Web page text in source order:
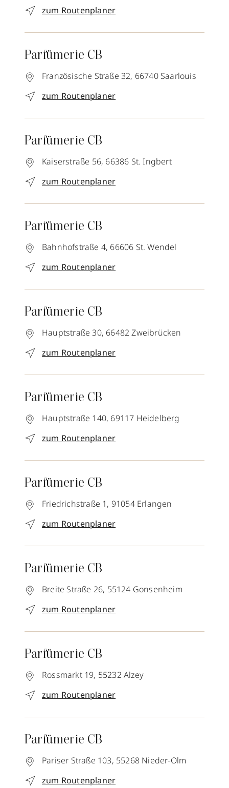
zum Routenplaner
Parfümerie CB
Französische Straße 32, 66740 Saarlouis
zum Routenplaner
Parfümerie CB
Kaiserstraße 56, 66386 St. Ingbert
zum Routenplaner
Parfümerie CB
Bahnhofstraße 4, 66606 St. Wendel
zum Routenplaner
Parfümerie CB
Hauptstraße 30, 66482 Zweibrücken
zum Routenplaner
Parfümerie CB
Hauptstraße 140, 69117 Heidelberg
zum Routenplaner
Parfümerie CB
Friedrichstraße 1, 91054 Erlangen
zum Routenplaner
Parfümerie CB
Breite Straße 26, 55124 Gonsenheim
zum Routenplaner
Parfümerie CB
Rossmarkt 19, 55232 Alzey
zum Routenplaner
Parfümerie CB
Pariser Straße 103, 55268 Nieder-Olm
zum Routenplaner